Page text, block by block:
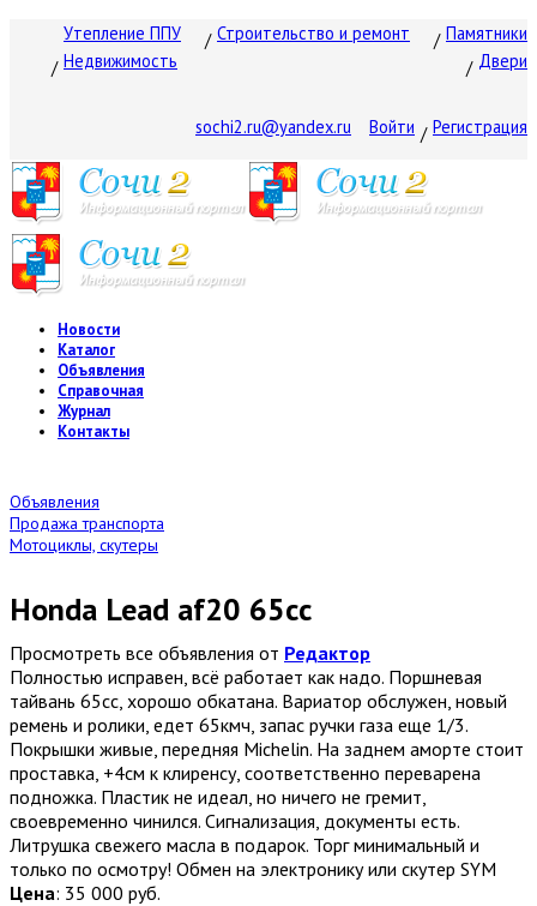
Утепление ППУ Строительство и ремонт
Памятники
Недвижимость
Двери
sochi2.ru@yandex.ru Войти Регистрация
Новости
Каталог
Объявления
Справочная
Журнал
Контакты
Объявления
Продажа транспорта
Мотоциклы, скутеры
Honda Lead af20 65cc
Просмотреть все объявления от Редактор
Полностью исправен, всё работает как надо. Поршневая
тайвань 65сс, хорошо обкатана. Вариатор обслужен, новый
ремень и ролики, едет 65кмч, запас ручки газа еще 1/3.
Покрышки живые, передняя Michelin. На заднем аморте стоит
проставка, +4см к клиренсу, соответственно переварена
подножка. Пластик не идеал, но ничего не гремит,
своевременно чинился. Сигнализация, документы есть.
Литрушка свежего масла в подарок. Торг минимальный и
только по осмотру! Обмен на электронику или скутер SYM
Цена: 35 000 руб.